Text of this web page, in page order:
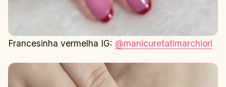
Francesinha vermelha IG: @manicuretatimarchiori